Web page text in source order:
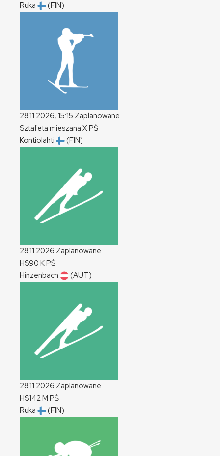
Ruka
(FIN)
28.11.2026, 15:15 Zaplanowane
Sztafeta mieszana XPŚ
Kontiolahti
(FIN)
28.11.2026 Zaplanowane
HS90 KPŚ
Hinzenbach
(AUT)
28.11.2026 Zaplanowane
HS142M PŚ
Ruka
(FIN)